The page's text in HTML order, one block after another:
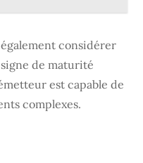
considérer
de maturité
est capable de
complexes.